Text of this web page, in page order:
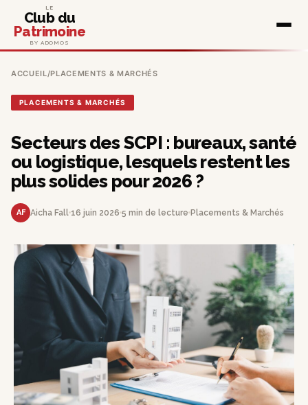
LE
Club du
Patrimoine
BY ADOMOS
ACCUEIL/PLACEMENTS & MARCHÉS
PLACEMENTS & MARCHÉS
Secteurs des SCPI : bureaux, santé
ou logistique, lesquels restent les
plus solides pour 2026 ?
AF Aicha Fall 16 juin 2026 5 min de lecture Placements & Marchés